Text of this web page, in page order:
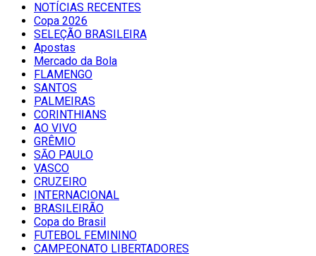
NOTÍCIAS RECENTES
Copa 2026
SELEÇÃO BRASILEIRA
Apostas
Mercado da Bola
FLAMENGO
SANTOS
PALMEIRAS
CORINTHIANS
AO VIVO
GRÊMIO
SĀO PAULO
VASCO
CRUZEIRO
INTERNACIONAL
BRASILEIRÃO
Copa do Brasil
FUTEBOL FEMININO
CAMPEONATO LIBERTADORES